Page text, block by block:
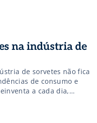
Por isso é
na indústria de
de sorvetes não fica
de consumo e
a cada dia,
apenas um sorvete: